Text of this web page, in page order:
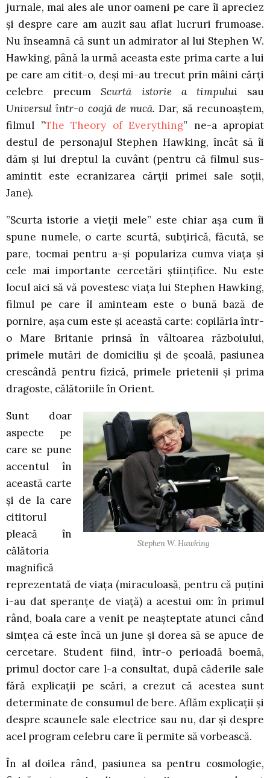
jurnale, mai ales ale unor oameni pe care îi apreciez
și despre care am auzit sau aflat lucruri frumoase.
Nu înseamnă că sunt un admirator al lui Stephen W.
Hawking, până la urmă aceasta este prima carte a lui
pe care am citit-o, deși mi-au trecut prin mâini cărți
celebre precumScurtă istorie a timpului sau
Universul într-o coajă de nucă.Dar, să recunoaștem,
filmul ”The Theory of Everything” ne-a apropiat
destul de personajul Stephen Hawking, încât să îi
dăm și lui dreptul la cuvânt (pentru că filmul sus-
amintit este ecranizarea cărții primei sale soții,
Jane).
”Scurta istorie a vieții mele” este chiar așa cum îi
spune numele, o carte scurtă, subțirică, făcută, se
pare, tocmai pentru a-și populariza cumva viața și
cele mai importante cercetări științifice. Nu este
locul aici să vă povestesc viața lui Stephen Hawking,
filmul pe care îl aminteam este o bună bază de
pornire, așa cum este și această carte: copilăria într-
o Mare Britanie prinsă în vâltoarea războiului,
primele mutări de domiciliu și de școală, pasiunea
crescândă pentru fizică, primele prietenii și prima
dragoste, călătoriile în Orient.
Stephen W. Hawking
Sunt doar
aspecte pe
care se pune
accentul în
această carte
și de la care
cititorul
pleacă în
călătoria
magnifică
reprezentată de viața (miraculoasă, pentru că puțini
i-au dat speranțe de viață) a acestui om: în primul
rând, boala care a venit pe neașteptate atunci când
simțea că este încă un june și dorea să se apuce de
cercetare. Student fiind, într-o perioadă boemă,
primul doctor care l-a consultat, după căderile sale
fără explicații pe scări, a crezut că acestea sunt
determinate de consumul de bere. Aflăm explicații și
despre scaunele sale electrice sau nu, dar și despre
acel program celebru care îi permite să vorbească.
În al doilea rând, pasiunea sa pentru cosmologie,